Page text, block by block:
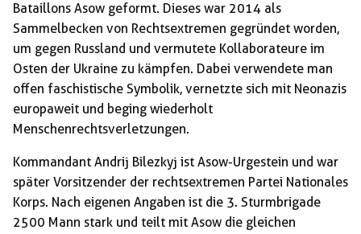
Bataillons Asow geformt. Dieses war 2014 als
Sammelbecken von Rechtsextremen gegründet worden,
um gegen Russland und vermutete Kollaborateure im
Osten der Ukraine zu kämpfen. Dabei verwendete man
offen faschistische Symbolik, vernetzte sich mit Neonazis
europaweit und beging wiederholt
Menschenrechtsverletzungen.
Kommandant Andrij Bilezkyj ist Asow-Urgestein und war
später Vorsitzender der rechtsextremen Partei Nationales
Korps. Nach eigenen Angaben ist die 3. Sturmbrigade
2500 Mann stark und teilt mit Asow die gleichen